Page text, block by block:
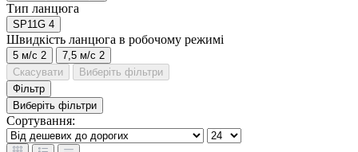
Тип ланцюга
SP11G 4
Швидкість ланцюга в робочому режимі
5 м/с 2 7,5 м/с 2
Скасувати
Виберіть фільтри
Фільтр
Виберіть фільтри
Сортування: